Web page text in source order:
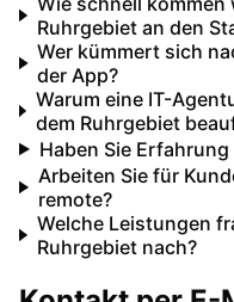
Ruhrgebiet an den
Wer kümmert sich
der App?
Warum eine IT-
dem Ruhrgebiet
Haben Sie
Arbeiten Sie für
remote?
Welche Leistungen
Ruhrgebiet nach?